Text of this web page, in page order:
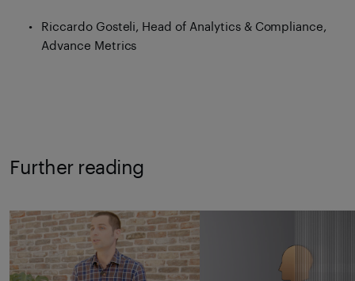
Riccardo Gosteli, Head of Analytics & Compliance,
Advance Metrics
Further reading